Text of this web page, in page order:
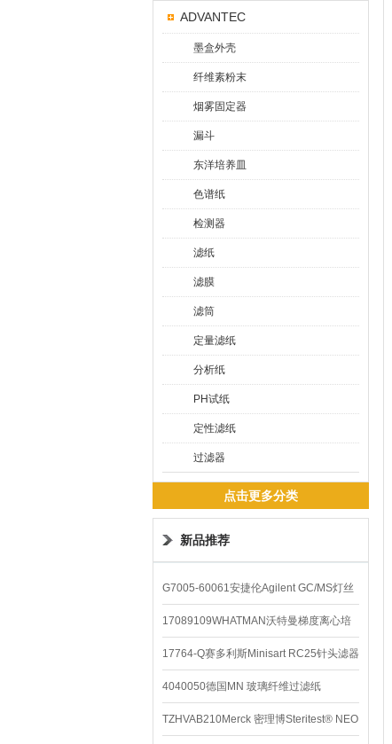
ADVANTEC
墨盒外壳
纤维素粉末
烟雾固定器
漏斗
东洋培养皿
色谱纸
检测器
滤纸
滤膜
滤筒
定量滤纸
分析纸
PH试纸
定性滤纸
过滤器
点击更多分类
新品推荐
G7005-60061安捷伦Agilent GC/MS灯丝
配件
17089109WHATMAN沃特曼梯度离心培
养基
17764-Q赛多利斯Minisart RC25针头滤器
4040050德国MN 玻璃纤维过滤纸
TZHVAB210Merck 密理博Steritest® NEO